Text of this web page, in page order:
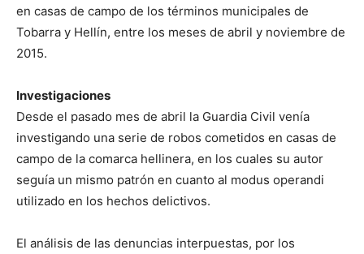
en casas de campo de los términos municipales de
Tobarra y Hellín, entre los meses de abril y noviembre de
2015.
Investigaciones
Desde el pasado mes de abril la Guardia Civil venía
investigando una serie de robos cometidos en casas de
campo de la comarca hellinera, en los cuales su autor
seguía un mismo patrón en cuanto al modus operandi
utilizado en los hechos delictivos.
El análisis de las denuncias interpuestas, por los